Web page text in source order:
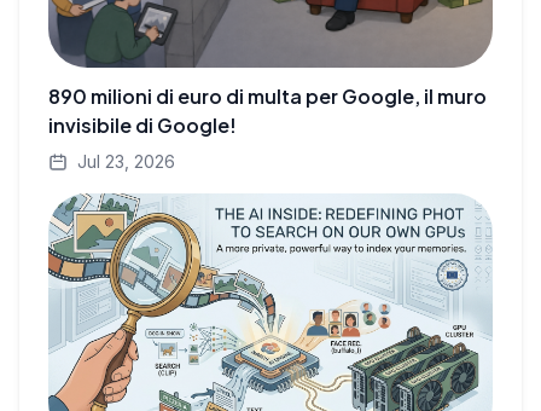
890 milioni di euro di multa per Google, il muro
invisibile di Google!
Jul 23, 2026